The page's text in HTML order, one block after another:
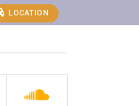
LOCATION